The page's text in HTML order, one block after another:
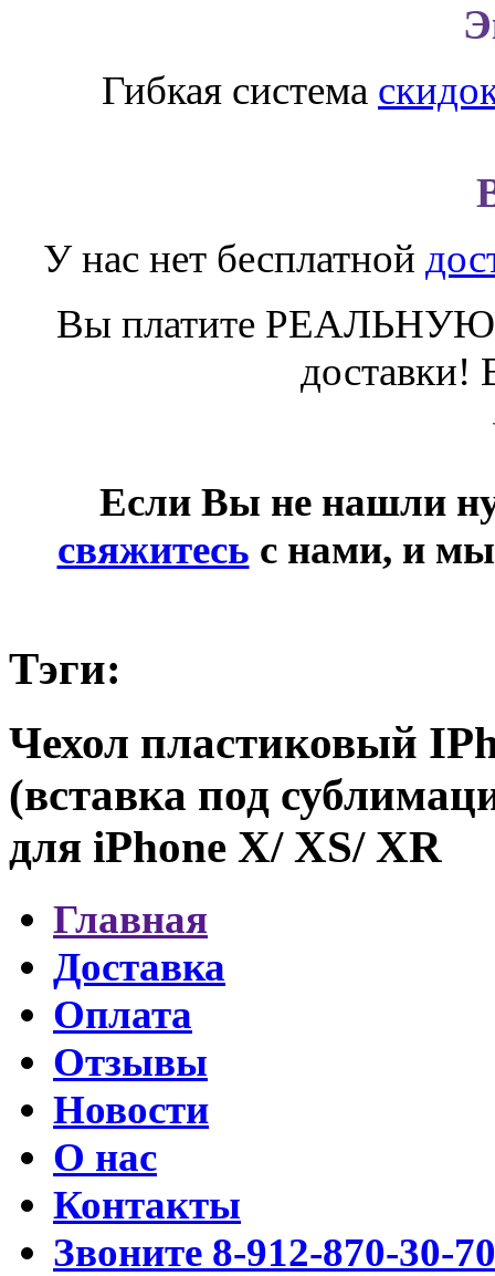
Гибкая система
У нас нет бесплатной
Вы платите
доставки!
Если Вы не нашли
свяжитесь с нами, и мы
Тэги:
Чехол пластиковый
(вставка под
для iPhone X/ XS/ XR
Главная
Доставка
Оплата
Отзывы
Новости
О нас
Контакты
Звоните 8-912-870-30-70